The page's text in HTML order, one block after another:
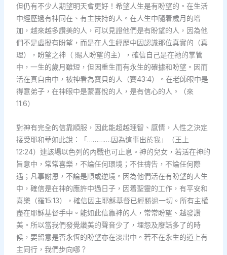
但仍有不少人期望明天會更好！希望人生是有盼望的。在生活
中經歷過有神同在、有主扶持的人。在人生中隨着歲月的增
加，越來越多讚美的人，可以見證他們是有盼望的人，因為他
們不是虛擬有盼望，而是在人生經歷中因認識那位真實的（真
理），盼望之神（ 賜人盼望的主），確信自己是在祂的掌管
中，一生的歲月雖短，但因重生而有永生的確據和盼望。因而
活在真自由中，被神看為寶貝的人（賽43:4）。在老師眼中是
得意弟子，在神眼中是蒙喜悅的人，是有信心的人。（來
11:6）
對神有完全的信靠順服，因此能超越理智、感情，人性之決定
接受耶和華如此說：「………….因為這事出於我」（王上
12:24）連該場以色列的內戰也可止息。神的兒女，若活在神的
旨意中，常常喜樂，不論任何環境；不住禱告，不論任何際
遇；凡事謝恩，不論是順或逆境。因為他們活在有盼望的人生
中，確信是在神的應許中過日子，因着聖靈的工作，有平安和
喜樂（羅15:13），確信因主耶穌基督已經勝過一切。所有主權
盡在耶穌基督手中。能如此信靠神的人，常常盼望、越發讚
美。所以當我們發覺讚美的聲音少了，埋怨及廢話多了的時
候，要留意是否永恆的盼望亦在淡出中。若不在永生的道上有
主同行，我們步向哪？